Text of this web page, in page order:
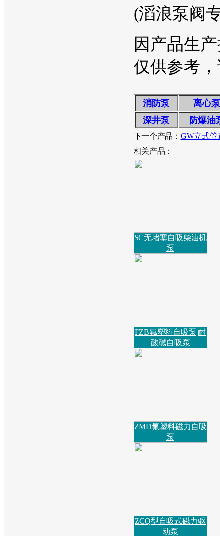
(滔浪泵阀
因产品生
仅供参考
消防泵
离心泵
深井泵
防爆油
下一个产品： GW立式管
相关产品：
SC无堵塞自吸柴油机
泵
FZB氟塑料自吸泵|耐
酸碱自吸泵
ZMD氟塑料磁力自吸
泵
ZCQ型自吸式磁力驱
动泵